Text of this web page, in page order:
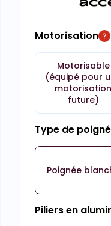
Motorisation
Motorisable
(équipé pour
motorisation
future)
Type de
Poignée
Piliers en